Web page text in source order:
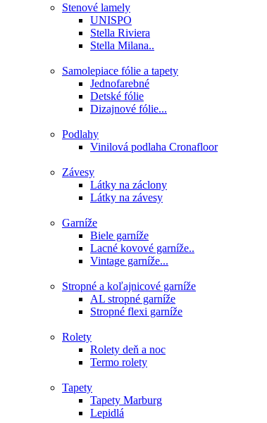
Stenové lamely
UNISPO
Stella Riviera
Stella Milana..
Samolepiace fólie a tapety
Jednofarebné
Detské fólie
Dizajnové fólie...
Podlahy
Vinilová podlaha Cronafloor
Závesy
Látky na záclony
Látky na závesy
Garníže
Biele garníže
Lacné kovové garníže..
Vintage garníže...
Stropné a koľajnicové garníže
AL stropné garníže
Stropné flexi garníže
Rolety
Rolety deň a noc
Termo rolety
Tapety
Tapety Marburg
Lepidlá